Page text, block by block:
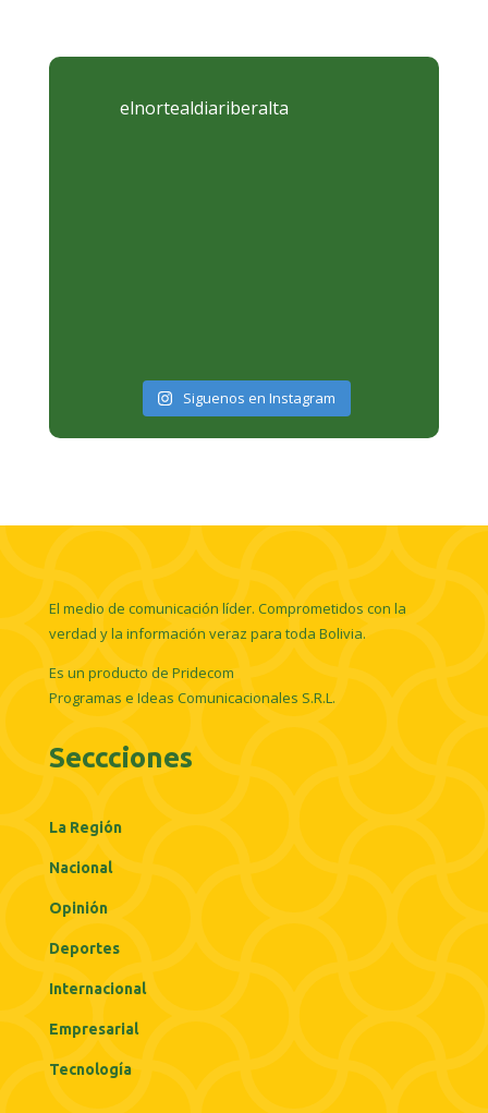
elnortealdiariberalta
Siguenos en Instagram
El medio de comunicación líder. Comprometidos con la
verdad y la información veraz para toda Bolivia.
Es un producto de Pridecom
Programas e Ideas Comunicacionales S.R.L.
Seccciones
La Región
Nacional
Opinión
Deportes
Internacional
Empresarial
Tecnología